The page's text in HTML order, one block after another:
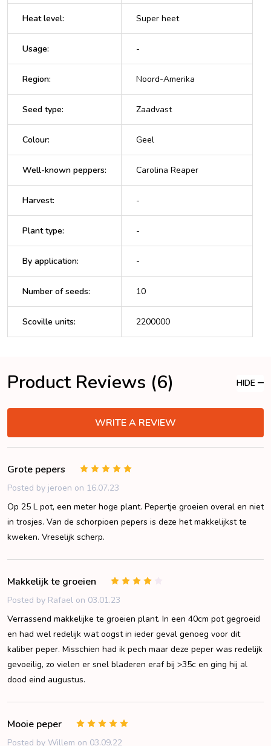
Heat level: Super heet
Usage: -
Region: Noord-Amerika
Seed type: Zaadvast
Colour: Geel
Well-known peppers: Carolina Reaper
Harvest: -
Plant type: -
By application: -
Number of seeds: 10
Scoville units: 2200000
Product Reviews (6) HIDE
WRITE A REVIEW
Grote pepers
Posted by jeroen on 16.07.23
Op 25 L pot, een meter hoge plant. Pepertje groeien overal en niet
in trosjes. Van de schorpioen pepers is deze het makkelijkst te
kweken. Vreselijk scherp.
Makkelijk te groeien
Posted by Rafael on 03.01.23
Verrassend makkelijke te groeien plant. In een 40cm pot gegroeid
en had wel redelijk wat oogst in ieder geval genoeg voor dit
kaliber peper. Misschien had ik pech maar deze peper was redelijk
gevoeilig, zo vielen er snel bladeren eraf bij >35c en ging hij al
dood eind augustus.
Mooie peper
Posted by Willem on 03.09.22